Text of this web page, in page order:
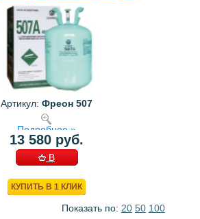
Артикул: Фреон 507
Подробнее »
13 580 руб.
В
КУПИТЬ В 1 КЛИК
Показать по: 20 50 100